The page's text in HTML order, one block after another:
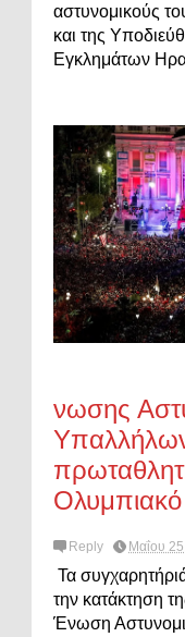
αστυνομικούς
και της
Εγκλημάτων
νωσης
Ολυμπιακό
Reply Μαΐου
Τα
την κατάκτηση
Ένωση